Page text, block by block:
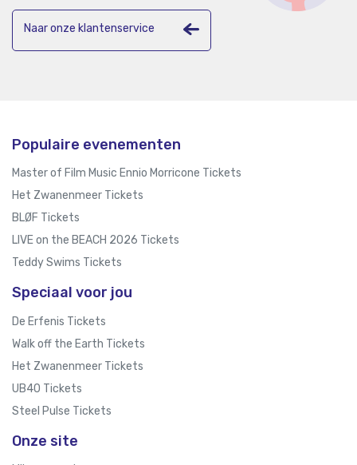
Naar onze klantenservice
Populaire evenementen
Master of Film Music Ennio Morricone Tickets
Het Zwanenmeer Tickets
BLØF Tickets
LIVE on the BEACH 2026 Tickets
Teddy Swims Tickets
Speciaal voor jou
De Erfenis Tickets
Walk off the Earth Tickets
Het Zwanenmeer Tickets
UB40 Tickets
Steel Pulse Tickets
Onze site